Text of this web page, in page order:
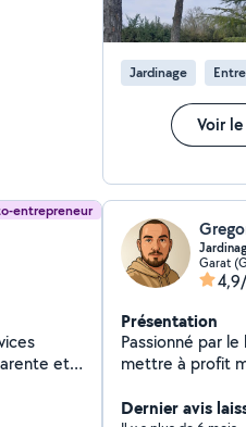
Jardinage
Voir
entrepreneur
et
Garat
Présentation
Passionné par
mettre à profit
méticuleux
Dernier avis